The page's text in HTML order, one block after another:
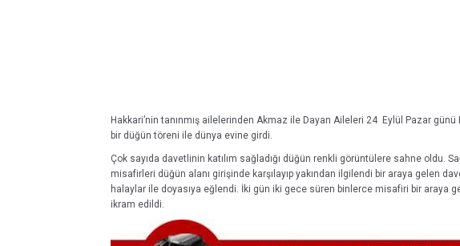
Hakkari’nin tanınmış ailelerinden Akmaz ile Dayan Aileleri 24 Eylül Pazar günü
bir düğün töreni ile dünya evine girdi.
Çok sayıda davetlinin katılım sağladığı düğün renkli görüntülere sahne oldu.
misafirleri düğün alanı girişinde karşılayıp yakından ilgilendi bir araya gelen
halaylar ile doyasıya eğlendi. İki gün iki gece süren binlerce misafiri bir araya
ikram edildi.